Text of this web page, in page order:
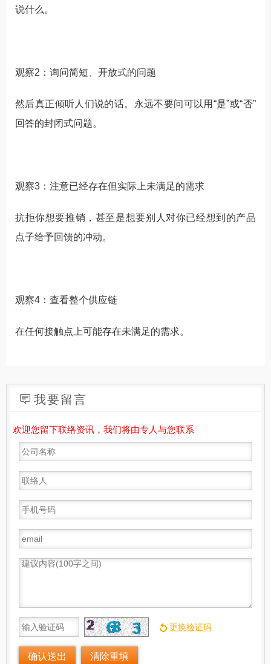
说什么。
观察2：询问简短、开放式的问题
然后真正倾听人们说的话。永远不要问可以用“是”或“否”
回答的封闭式问题。
观察3：注意已经存在但实际上未满足的需求
抗拒你想要推销，甚至是想要别人对你已经想到的产品
点子给予回馈的冲动。
观察4：查看整个供应链
在任何接触点上可能存在未满足的需求。
我要留言
欢迎您留下联络资讯，我们将由专人与您联系